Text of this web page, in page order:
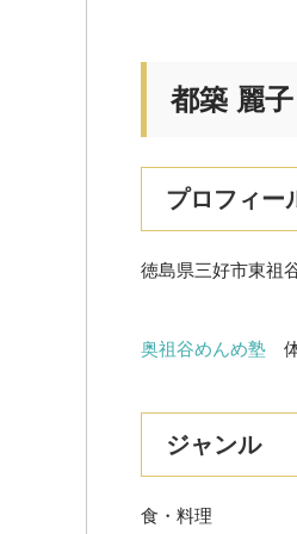
都築 麗
プロフィー
徳島県三好市東祖
奥祖谷めんめ塾
ジャンル
食・料理